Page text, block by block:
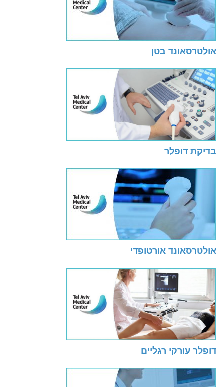
אולטרסאונד בטן
בדיקת דופלר
אולטרסאונד אורטופדי
דופלר עורקי רגליים